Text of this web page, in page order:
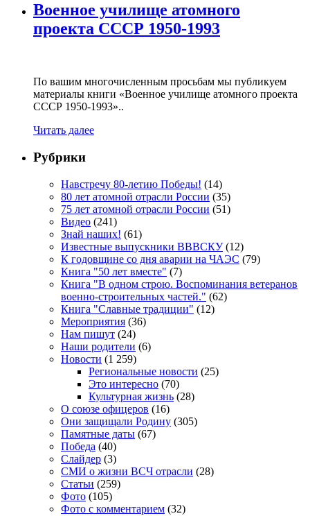
Военное училище атомного
проекта СССР 1950-1993
По вашим многочисленным просьбам мы публикуем
материалы книги «Военное училище атомного проекта
СССР 1950-1993»..
Читать далее
Рубрики
Навстречу 80-летию Победы! (14)
80 лет атомной отрасли России (35)
75 лет атомной отрасли России (51)
Видео (241)
Знай наших! (61)
Известные выпускники ВВВСКУ(12)
К годовщине со дня аварии на ЧАЭС (79)
Книга "50 лет вместе" (7)
Книга "В одном строю. Воспоминания ветеранов
военно-строительных частей." (62)
Книга "Славные традиции" (12)
Мероприятия (36)
Нам пишут (24)
Наши родители (6)
Новости (1 259)
Региональные новости (25)
Это интересно (70)
Культурная жизнь (28)
О союзе офицеров (16)
Они защищали Родину (305)
Памятные даты (67)
Победа (40)
Слайдер (3)
СМИ о жизни ВСЧ отрасли (28)
Статьи (259)
Фото (105)
Фото с комментарием (32)